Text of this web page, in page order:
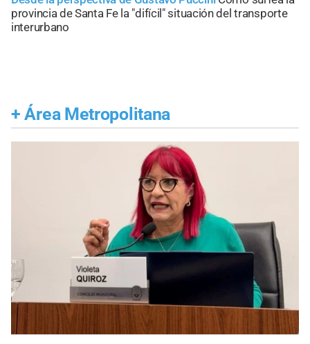
provincia de Santa Fe la "difícil" situación del transporte
interurbano
+ Área Metropolitana